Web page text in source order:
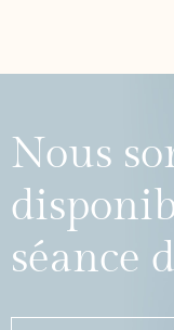
Nous
séance